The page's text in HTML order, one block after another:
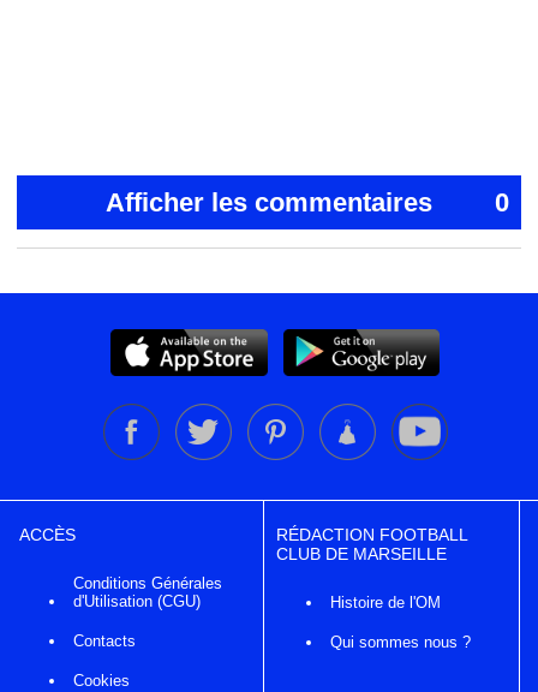
Afficher les commentaires 0
ACCÈS
Conditions Générales
d'Utilisation (CGU)
Contacts
Cookies
RÉDACTION FOOTBALL
CLUB DE MARSEILLE
Histoire de l'OM
Qui sommes nous ?